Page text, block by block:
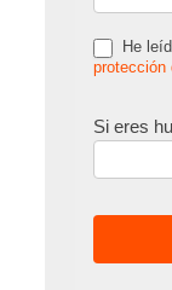
He
protección
Si eres